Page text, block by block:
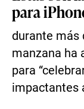
para
durante más
manzana ha
para
impactantes